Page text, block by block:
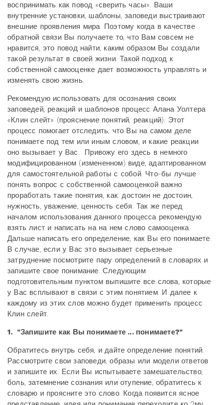
воспринимать как повод «сверить часы». Ваши
внутренние установки, шаблоны, заповеди выстраивают
внешние проявления мира. Поэтому когда в качестве
обратной связи Вы получаете то, что Вам совсем не
нравится, это повод найти, каким образом Вы создали
такой результат в своей жизни. Такой подход к
собственной самооценке дает возможность управлять и
изменять свою жизнь.
Рекомендую использовать для осознания своих
заповедей, реакций и шаблонов процесс Алана Уолтера
«Клин слейт» (прояснение понятий, реакций). Этот
процесс помогает отследить, что Вы на самом деле
понимаете под тем или иным словом, и какие реакции
оно вызывает у Вас. Привожу его здесь в немного
модифицированном (измененном) виде, адаптированном
для самостоятельной работы с собой. Что-бы лучше
понять вопрос с собственной самооценкой важно
проработать такие понятия, как: достоин не достоин,
нужность, уважение, ценность себя. Так же перед
началом использования данного процесса рекомендую
взять лист и написать на на нем слово самооценка.
Дальше написать его определение, как Вы его понимаете.
В случае, если у Вас это вызывает серьезные
затруднение посмотрите пару определений в словарях и
запишите свое понимание. Следующим
подготовительным пунктом выпишите все слова, которые
у Вас всплывают в связи с этим понятием. И далее к
каждому из этих слов можно будет применить процесс
Клин слейт.
1. "Запишите как Вы понимаете ... понимаете?"
Обратитесь внутрь себя, и дайте определение понятий.
Рассмотрите свои заповеди, образы или модели ответов
и запишите их. Если Вы испытываете замешательство,
боль, затемнение сознания или отупение, обратитесь к
словарю и проясните это слово. Когда появится ясное